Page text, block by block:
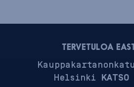
TERVETULOA
Helsinki KATSO